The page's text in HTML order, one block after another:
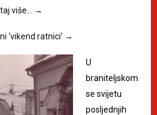
više… →
‘vikend ratnici’ →
U
braniteljskom
se svijetu
posljednjih